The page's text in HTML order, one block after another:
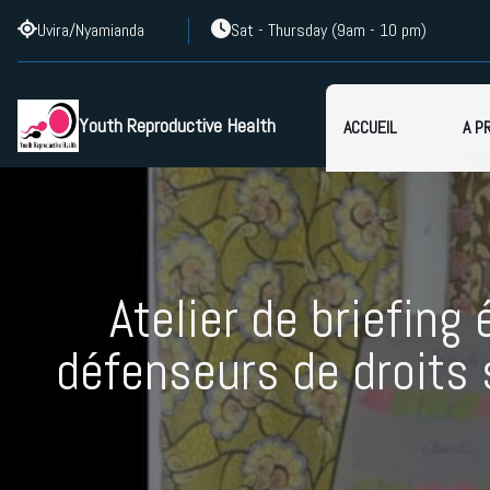
Uvira/Nyamianda Sat - Thursday (9am - 10 pm)
Youth Reproductive Health ACCUEIL A
Atelier de briefing
défenseurs de